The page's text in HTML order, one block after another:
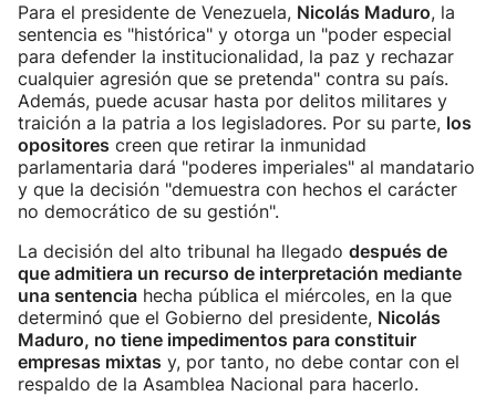
Para el presidente de Venezuela, Nicolás Maduro, la
sentencia es "histórica" y otorga un "poder especial
para defender la institucionalidad, la paz y rechazar
cualquier agresión que se pretenda" contra su país.
Además, puede acusar hasta por delitos militares y
traición a la patria a los legisladores. Por su parte, los
opositores creen que retirar la inmunidad
parlamentaria dará "poderes imperiales" al mandatario
y que la decisión "demuestra con hechos el carácter
no democrático de su gestión".
La decisión del alto tribunal ha llegado después de
que admitiera un recurso de interpretación mediante
una sentencia hecha pública el miércoles, en la que
determinó que el Gobierno del presidente, Nicolás
Maduro, no tiene impedimentos para constituir
empresas mixtas y, por tanto, no debe contar con el
respaldo de la Asamblea Nacional para hacerlo.